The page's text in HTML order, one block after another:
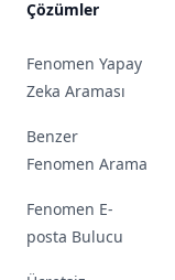
Çözümler
Fenomen Yapay
Zeka Araması
Benzer
Fenomen Arama
Fenomen E-
posta Bulucu